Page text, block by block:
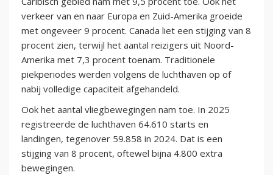
verkeer van en naar Europa en Zuid-Amerika groeide
met ongeveer 9 procent. Canada liet een stijging van 8
procent zien, terwijl het aantal reizigers uit Noord-
Amerika met 7,3 procent toenam. Traditionele
piekperiodes werden volgens de luchthaven op of
nabij volledige capaciteit afgehandeld.
Ook het aantal vliegbewegingen nam toe. In 2025
registreerde de luchthaven 64.610 starts en
landingen, tegenover 59.858 in 2024. Dat is een
stijging van 8 procent, oftewel bijna 4.800 extra
bewegingen.